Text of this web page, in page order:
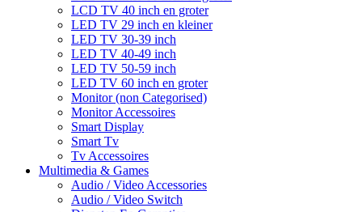
LCD TV 40 inch en groter
LED TV 29 inch en kleiner
LED TV 30-39 inch
LED TV 40-49 inch
LED TV 50-59 inch
LED TV 60 inch en groter
Monitor (non Categorised)
Monitor Accessoires
Smart Display
Smart Tv
Tv Accessoires
Multimedia & Games
Audio / Video Accessories
Audio / Video Switch